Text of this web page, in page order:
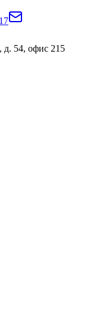
д. 54, офис 215